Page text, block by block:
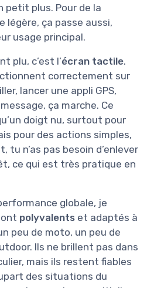
petit plus. Pour de la
légère, ça passe aussi,
usage principal.
plu, c’est l’écran tactile.
correctement sur
lancer une appli GPS,
ça marche. Ce
doigt nu, surtout pour
pour des actions simples,
n’as pas besoin d’enlever
ce qui est très pratique en
globale, je
polyvalents et adaptés à
peu de moto, un peu de
Ils ne brillent pas dans
mais ils restent fiables
des situations du